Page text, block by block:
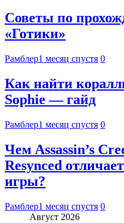
Советы по
«Готики»
Рамблер1 месяц спустя 0
Как найти
Sophie — гайд
Рамблер1 месяц спустя 0
Чем Assassin’s
Resynced
игры?
Рамблер1 месяц спустя 0
Август 2026